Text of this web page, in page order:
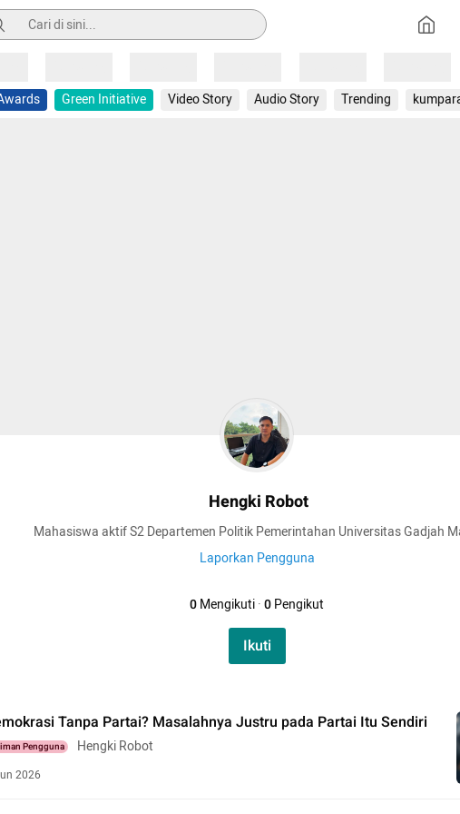
Green Initiative Video Story Audio Story Trending
Hengki Robot
Mahasiswa aktif S2 Departemen Politik Pemerintahan Universitas Gadjah
Laporkan Pengguna
0Mengikuti·0Pengikut
Ikuti
Tanpa Partai? Masalahnya Justru pada Partai Itu Sendiri
Pengguna Hengki Robot
2026